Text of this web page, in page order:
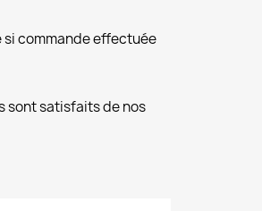
si commande effectuée
sont satisfaits de nos